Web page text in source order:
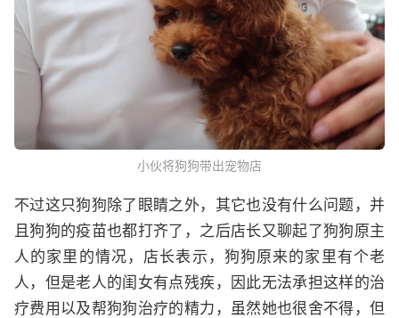
小伙将狗狗带出宠物店
不过这只狗狗除了眼睛之外，其它也没有什么问题，并
且狗狗的疫苗也都打齐了，之后店长又聊起了狗狗原主
人的家里的情况，店长表示，狗狗原来的家里有个老
人，但是老人的闺女有点残疾，因此无法承担这样的治
疗费用以及帮狗狗治疗的精力，虽然她也很舍不得，但